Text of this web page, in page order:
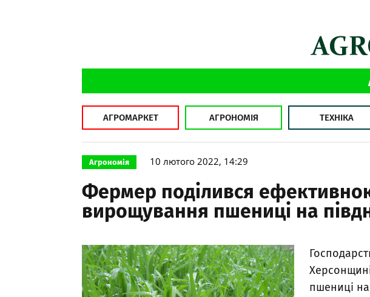
АГРОМАРКЕТ АГРОНОМІЯ ТЕХНІКА
Агрономія 10 лютого 2022, 14:29
Фермер поділився
вирощування пшениці на
пшениці на